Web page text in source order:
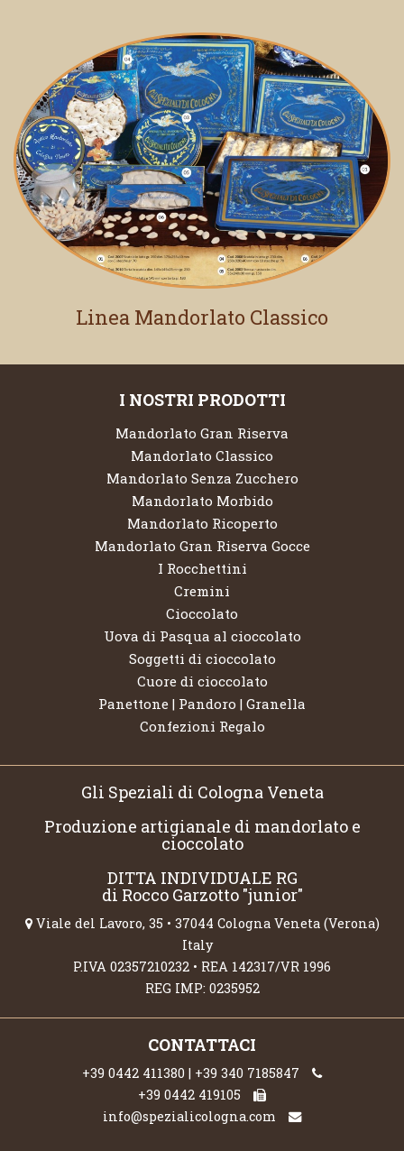
Linea Mandorlato Classico
I NOSTRI PRODOTTI
Mandorlato Gran Riserva
Mandorlato Classico
Mandorlato Senza Zucchero
Mandorlato Morbido
Mandorlato Ricoperto
Mandorlato Gran Riserva Gocce
I Rocchettini
Cremini
Cioccolato
Uova di Pasqua al cioccolato
Soggetti di cioccolato
Cuore di cioccolato
Panettone | Pandoro | Granella
Confezioni Regalo
Gli Speziali di Cologna Veneta
Produzione artigianale di mandorlato e
cioccolato
DITTA INDIVIDUALE RG
di Rocco Garzotto "junior"
Viale del Lavoro, 35 • 37044 Cologna Veneta (Verona)
Italy
P.IVA 02357210232 • REA 142317/VR 1996
REG IMP: 0235952
CONTATTACI
+39 0442 411380 | +39 340 7185847
+39 0442 419105
info@spezialicologna.com